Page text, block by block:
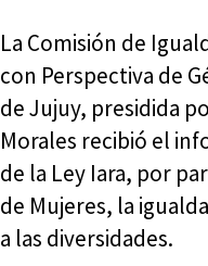
La Comisión de
con Perspectiva de
de Jujuy, presidida
Morales recibió el
de la Ley Iara, por
de Mujeres, la
a las diversidades.